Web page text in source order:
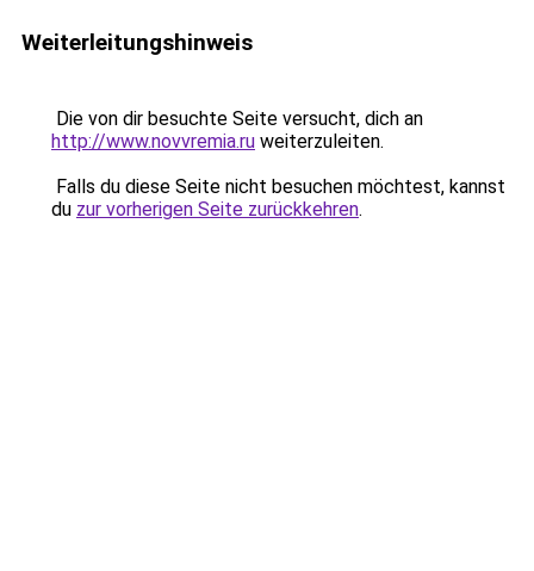
Weiterleitungshinweis
Die von dir besuchte Seite versucht, dich an
http://www.novvremia.ru weiterzuleiten.
Falls du diese Seite nicht besuchen möchtest, kannst
du zur vorherigen Seite zurückkehren.